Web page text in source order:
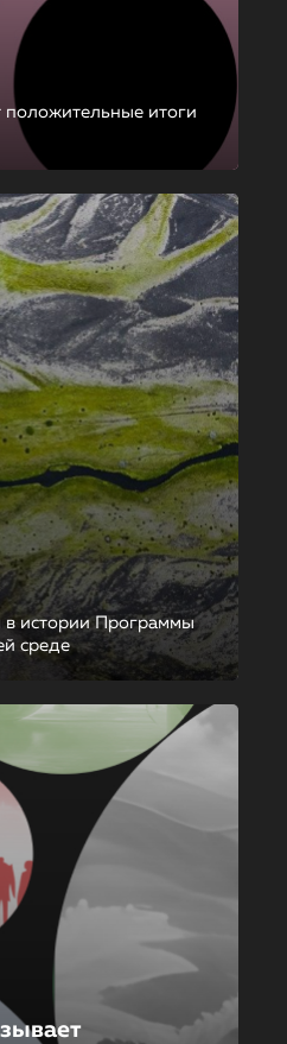
положительные итоги
в истории Программы
среде